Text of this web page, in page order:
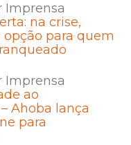
Imprensa
na crise,
para quem
Imprensa
ao
Ahoba lança
para